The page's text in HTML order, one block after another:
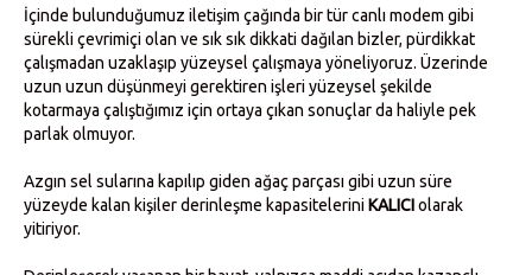
İçinde bulunduğumuz iletişim çağında bir tür canlı modem gibi
sürekli çevrimiçi olan ve sık sık dikkati dağılan bizler, pürdikkat
çalışmadan uzaklaşıp yüzeysel çalışmaya yöneliyoruz. Üzerinde
uzun uzun düşünmeyi gerektiren işleri yüzeysel şekilde
kotarmaya çalıştığımız için ortaya çıkan sonuçlar da haliyle pek
parlak olmuyor.
Azgın sel sularına kapılıp giden ağaç parçası gibi uzun süre
yüzeyde kalan kişiler derinleşme kapasiteleriniKALICIolarak
yitiriyor.